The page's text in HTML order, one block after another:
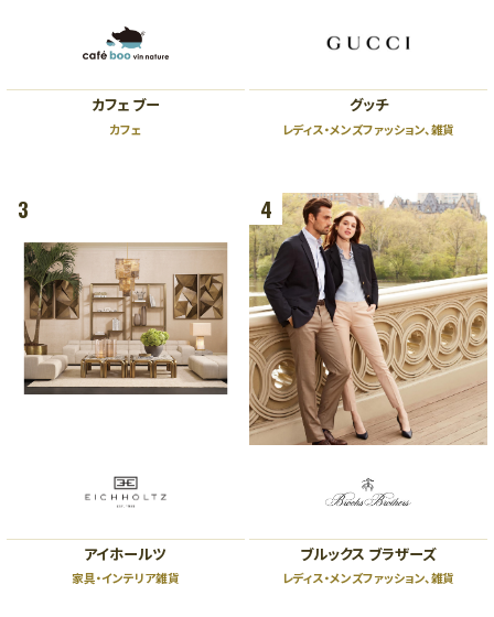
ファッション、ライフスタイル、ブ
2F
ラグジュアリー、ブライダル、カフ
ェ
1F
ラグジュアリー、レストラン、カフ
ェ
B1
ファッション、グッズ、カフェ、エン
タテインメント
ガーデンアべニュー
ショールーム、クリニック
3F
ビューティー、スクール、クリニッ
ファッション、グッズ、カフェ、バー
1F
ファッション、ラグジュアリー、グ
ッズ、レストラン
ザ・リッツ・カールトン大阪連絡通路
B1
スポーツ、ライフスタイル、カフェ
B2
ザ・リッツ・カールトン大阪連絡通路
ハービスホール連絡通路
←
阪神 大阪梅田駅
Osaka Metro 西梅田駅
→
阪神 福島駅
JR 新福島駅
カフェ ブー
カフェ
グッチ
レディス・メンズファッション、雑貨
3
アイホールツ
家具・インテリア雑貨
4
ブルックス ブラザーズ
レディス・メンズファッション、雑貨